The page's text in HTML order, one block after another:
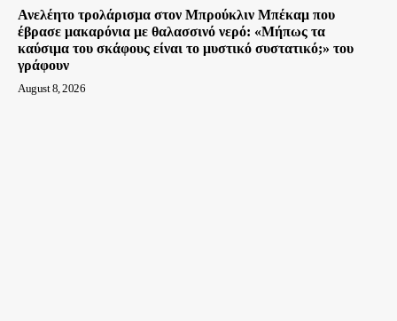
Ανελέητο τρολάρισμα στον Μπρούκλιν Μπέκαμ που
έβρασε μακαρόνια με θαλασσινό νερό: «Μήπως τα
καύσιμα του σκάφους είναι το μυστικό συστατικό;» του
γράφουν
August 8, 2026